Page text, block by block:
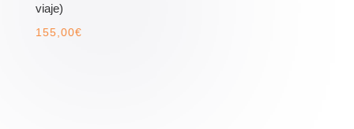
viaje)
155,00€